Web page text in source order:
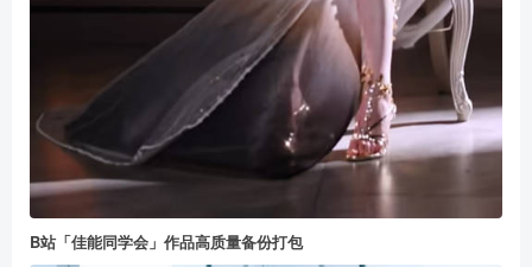
B站「佳能同学会」作品高质量备份打包